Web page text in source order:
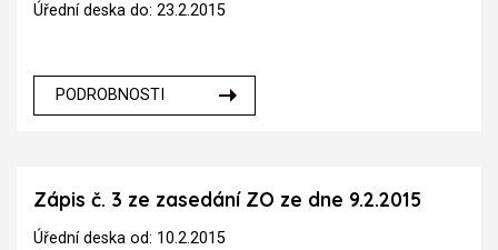
Úřední deska do: 23.2.2015
PODROBNOSTI
Zápis č. 3 ze zasedání ZO ze dne 9.2.2015
Úřední deska od: 10.2.2015